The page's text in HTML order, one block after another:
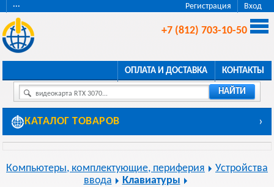
Регистрация Вход
···
+7 (812) 703-10-50
ОПЛАТА И ДОСТАВКА КОНТАКТЫ
видеокарта RTX 3070... НАЙТИ
КАТАЛОГ ТОВАРОВ ›
Компьютеры, комплектующие, периферия
Устройства
ввода
Клавиатуры